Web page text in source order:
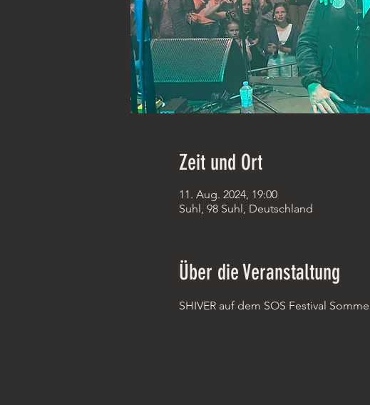
Zeit und Ort
11. Aug. 2024, 19:00
Suhl, 98 Suhl, Deutschland
Über die Veranstaltung
SHIVER auf dem SOS Festival